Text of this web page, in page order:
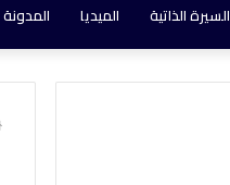
السيرة الذاتية الميديا المدونة